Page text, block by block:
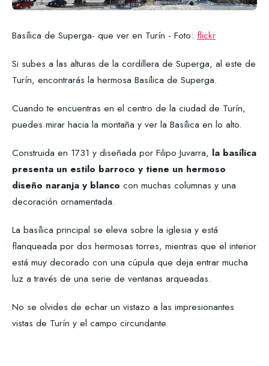
Basílica de Superga- que ver en Turín - Foto: flickr
Si subes a las alturas de la cordillera de Superga, al este de
Turín, encontrarás la hermosa Basílica de Superga.
Cuando te encuentras en el centro de la ciudad de Turín,
puedes mirar hacia la montaña y ver la Basílica en lo alto.
Construida en 1731 y diseñada por Filipo Juvarra, la basílica
presenta un estilo barroco y tiene un hermoso
diseño naranja y blanco con muchas columnas y una
decoración ornamentada.
La basílica principal se eleva sobre la iglesia y está
flanqueada por dos hermosas torres, mientras que el interior
está muy decorado con una cúpula que deja entrar mucha
luz a través de una serie de ventanas arqueadas.
No se olvides de echar un vistazo a las impresionantes
vistas de Turín y el campo circundante.